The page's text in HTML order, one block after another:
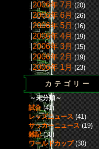
| 2006年 7月 (20)
2006年 6月 (26)
|2006年 5月 (16)
|2006年 4月 (19)
|2006年 3月 (15)
| 2006年 2月 (19)
|2006年 1月 (23)
カテゴリー
～未分類～
試合(41)
レッズニュース(41)
サッカーニュース(19)
雑記(30)
ワールドカップ(30)